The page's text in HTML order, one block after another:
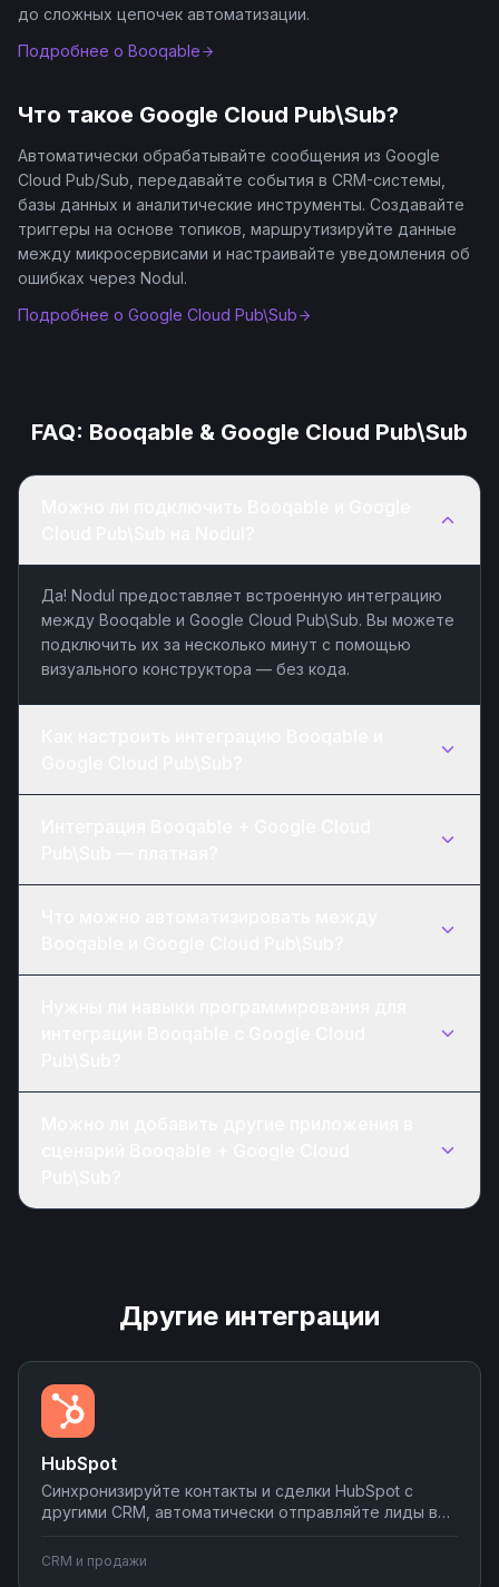
до сложных цепочек автоматизации.
Подробнее о Booqable
Что такое Google Cloud Pub\Sub?
Автоматически обрабатывайте сообщения из Google
Cloud Pub/Sub, передавайте события в CRM-системы,
базы данных и аналитические инструменты. Создавайте
триггеры на основе топиков, маршрутизируйте данные
между микросервисами и настраивайте уведомления об
ошибках через Nodul.
Подробнее о Google Cloud Pub\Sub
FAQ: Booqable & Google Cloud Pub\Sub
Да! Nodul предоставляет встроенную интеграцию
между Booqable и Google Cloud Pub\Sub. Вы можете
подключить их за несколько минут с помощью
визуального конструктора — без кода.
Другие интеграции
HubSpot
Синхронизируйте контакты и сделки HubSpot с
другими CRM, автоматически отправляйте лиды в
в планировщиках при изменении статуса сделки.
Настраивайте двусторонний обмен данными без
CRM и продажи